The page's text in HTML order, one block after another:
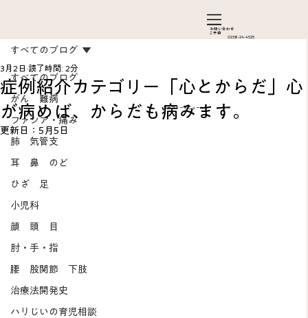
お問い合わ​せ
ご予約
0238-24-4525
すべてのブログ
がん 難病
ファシア・痛み
肺 気管支
耳 鼻 のど
ひざ 足
小児科
顔 頭 目
肘・手・指
腰 股関節 下肢
治療法開発史
ハリじいの育児相談
すべてのブログ
症例紹介カテゴリー「心とからだ」心
が病めば、からだも病みます。
3月2日 読了時間: 2分
更新日： 5月5日
カテゴリーメニュー